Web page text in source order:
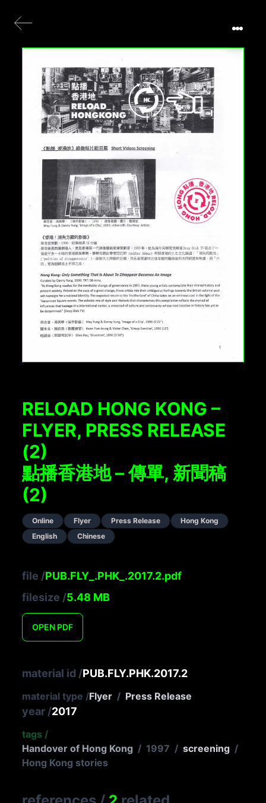
RELOAD HONG KONG –
FLYER, PRESS RELEASE
(2)
點播香港地 – 傳單, 新聞稿
(2)
Online Flyer Press Release
Hong Kong
English
Chinese
file /PUB.FLY_.PHK_.2017.2.pdf
filesize /5.48 MB
OPEN PDF
material id /PUB.FLY.PHK.2017.2
material type /Flyer / Press Release
year /2017
tags /
Handover of Hong Kong / 1997 / screening /
Hong Kong stories